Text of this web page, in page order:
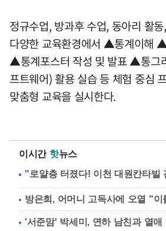
정규수업, 방과후 수업, 동아리 활
다양한 교육환경에서 ▲통계이해
▲통계포스터 작성 및 발표 ▲통그
프트웨어) 활용 실습 등 체험 중심
맞춤형 교육을 실시한다.
이시간 핫뉴스
방은희, 어머니 고독사에 오열 "이
'서준맘' 박세미, 연하 남친과 열